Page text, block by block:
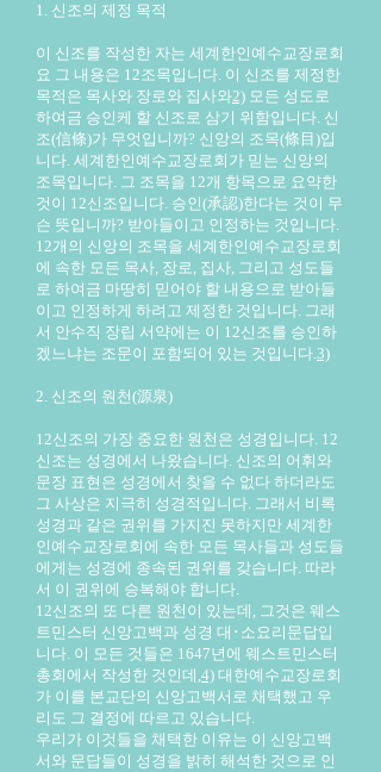
1. 신조의 제정 목적
이 신조를 작성한 자는 세계한인예수교장로회
요 그 내용은 12조목입니다. 이 신조를 제정한
목적은 목사와 장로와 집사와2) 모든 성도로
하여금 승인케 할 신조로 삼기 위함입니다. 신
조(信條)가 무엇입니까? 신앙의 조목(條目)입
니다. 세계한인예수교장로회가 믿는 신앙의
조목입니다. 그 조목을 12개 항목으로 요약한
것이 12신조입니다. 승인(承認)한다는 것이 무
슨 뜻입니까? 받아들이고 인정하는 것입니다.
12개의 신앙의 조목을 세계한인예수교장로회
에 속한 모든 목사, 장로, 집사, 그리고 성도들
로 하여금 마땅히 믿어야 할 내용으로 받아들
이고 인정하게 하려고 제정한 것입니다. 그래
서 안수직 장립 서약에는 이 12신조를 승인하
겠느냐는 조문이 포함되어 있는 것입니다.3)
2. 신조의 원천(源泉)
12신조의 가장 중요한 원천은 성경입니다. 12
신조는 성경에서 나왔습니다. 신조의 어휘와
문장 표현은 성경에서 찾을 수 없다 하더라도
그 사상은 지극히 성경적입니다. 그래서 비록
성경과 같은 권위를 가지진 못하지만 세계한
인예수교장로회에 속한 모든 목사들과 성도들
에게는 성경에 종속된 권위를 갖습니다. 따라
서 이 권위에 승복해야 합니다.
12신조의 또 다른 원천이 있는데, 그것은 웨스
트민스터 신앙고백과 성경 대･소요리문답입
니다. 이 모든 것들은 1647년에 웨스트민스터
총회에서 작성한 것인데,4) 대한예수교장로회
가 이를 본교단의 신앙고백서로 채택했고 우
리도 그 결정에 따르고 있습니다.
우리가 이것들을 채택한 이유는 이 신앙고백
서와 문답들이 성경을 밝히 해석한 것으로 인